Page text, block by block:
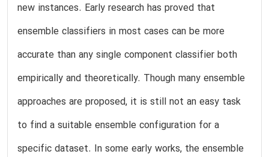
new instances. Early research has proved that
ensemble classifiers in most cases can be more
accurate than any single component classifier both
empirically and theoretically. Though many ensemble
approaches are proposed, it is still not an easy task
to find a suitable ensemble configuration for a
specific dataset. In some early works, the ensemble